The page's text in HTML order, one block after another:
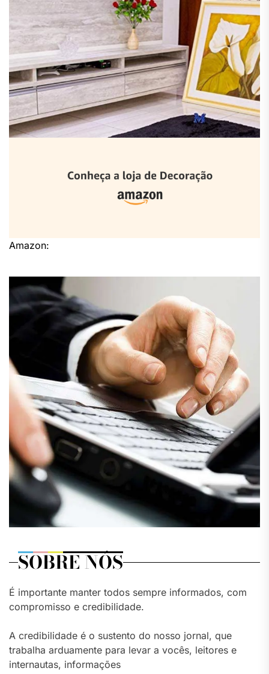
Amazon:
SOBRE NÓS
É importante manter todos sempre informados, com
compromisso e credibilidade.
A credibilidade é o sustento do nosso jornal, que
trabalha arduamente para levar a vocês, leitores e
internautas, informações